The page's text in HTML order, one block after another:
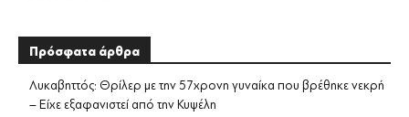
Πρόσφατα άρθρα
Λυκαβηττός: Θρίλερ με την 57χρονη γυναίκα που βρέθηκε νεκρή
– Είχε εξαφανιστεί από την Κυψέλη